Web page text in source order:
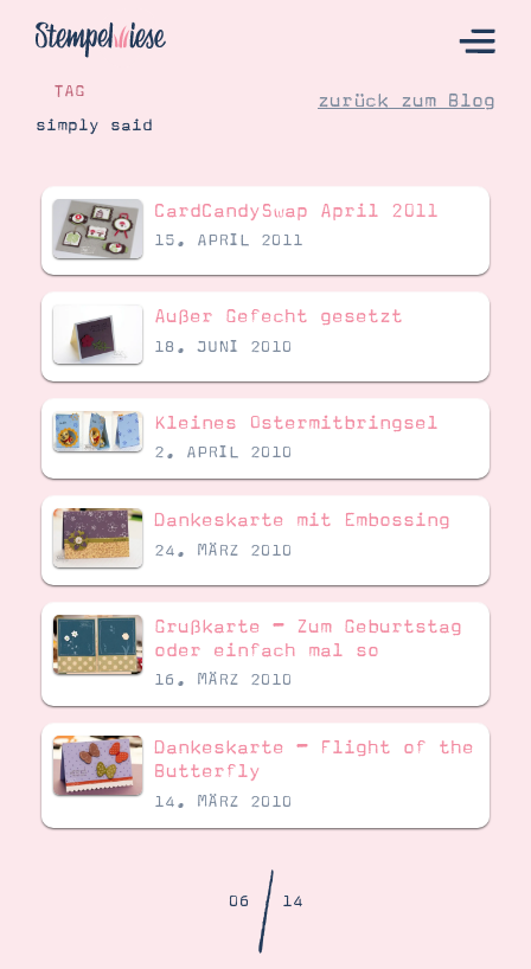
Hier Starten
Katalog
Bestellen
Kontakt
Angebote
Demonstrator werden
Blog
Gutscheine
Produkte erklärt
Über mich
Über Stampin’ Up!
TAG
simply said
zurück zum Blog
CardCandySwap April 2011
15. APRIL 2011
Außer Gefecht gesetzt
18. JUNI 2010
Kleines Ostermitbringsel
2. APRIL 2010
Dankeskarte mit Embossing
24. MÄRZ 2010
Grußkarte – Zum Geburtstag
oder einfach mal so
16. MÄRZ 2010
Dankeskarte – Flight of the
Butterfly
14. MÄRZ 2010
06/14